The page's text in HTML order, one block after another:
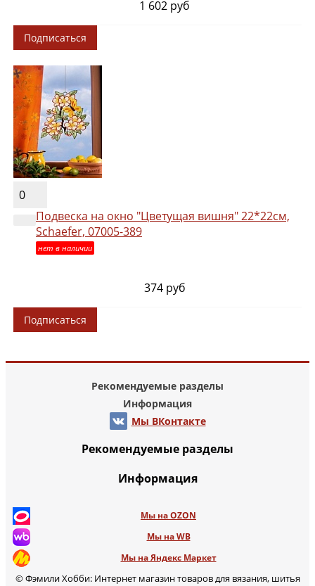
1 602 руб
Подписаться
0
Подвеска на окно "Цветущая вишня" 22*22см,
Schaefer, 07005-389
нет в наличии
374 руб
Подписаться
Рекомендуемые разделы
Информация
Мы ВКонтакте
Рекомендуемые разделы
Информация
Мы на OZON
Мы на WB
Мы на Яндекс Маркет
© Фэмили Хобби: Интернет магазин товаров для вязания, шитья